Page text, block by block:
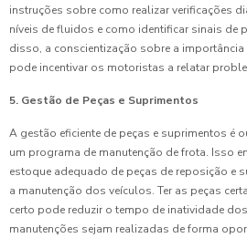
instruções sobre como realizar verificações
níveis de fluidos e como identificar sinais de
disso, a conscientização sobre a importância
pode incentivar os motoristas a relatar
5. Gestão de Peças e Suprimentos
A gestão eficiente de peças e suprimentos é
um programa de manutenção de frota. Isso
estoque adequado de peças de reposição e
a manutenção dos veículos. Ter as peças
certo pode reduzir o tempo de inatividade
manutenções sejam realizadas de forma